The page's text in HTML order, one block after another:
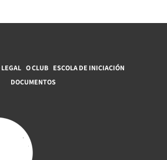
O CLUB ESCOLA DE INICIACIÓN
DOCUMENTOS